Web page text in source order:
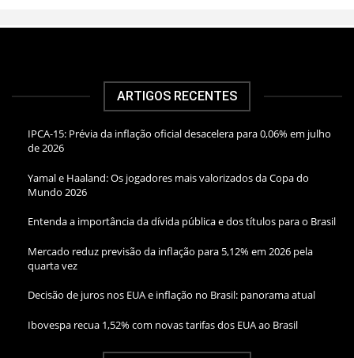
ARTIGOS RECENTES
IPCA-15: Prévia da inflação oficial desacelera para 0,06% em julho
de 2026
Yamal e Haaland: Os jogadores mais valorizados da Copa do
Mundo 2026
Entenda a importância da dívida pública e dos títulos para o Brasil
Mercado reduz previsão da inflação para 5,12% em 2026 pela
quarta vez
Decisão de juros nos EUA e inflação no Brasil: panorama atual
Ibovespa recua 1,52% com novas tarifas dos EUA ao Brasil